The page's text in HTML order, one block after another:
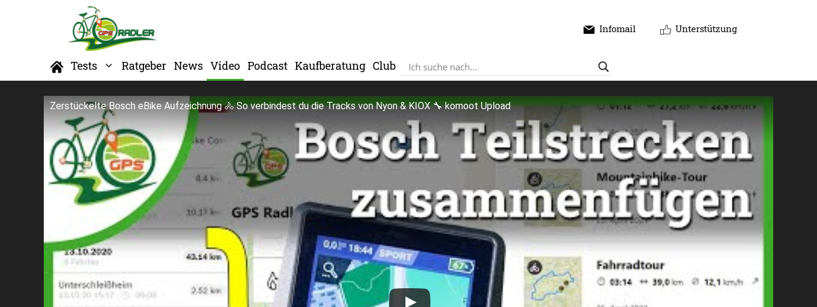
Infomail Unterstützung
Home
Tests Ratgeber News Video Podcast Kaufberatung Club
Zerstückelte Bosch eBike Aufzeichnung 🚴 So verbindest du die Tracks von Nyon & KIOX 🔧 komoot Upload